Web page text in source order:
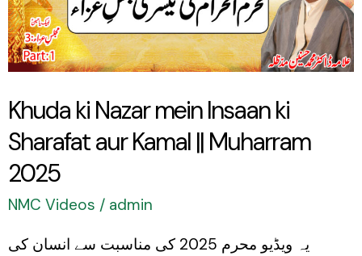
Khuda ki Nazar mein Insaan ki
Sharafat aur Kamal || Muharram
2025
NMC Videos / admin
یہ ویڈیو محرم 2025 کی مناسبت سے انسان کی
ki
Sharafat
Kamal
||
Muharram